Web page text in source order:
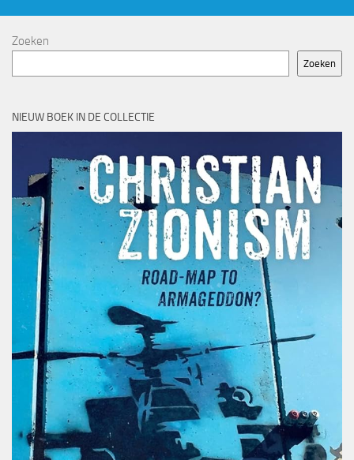
Zoeken
Zoeken
NIEUW BOEK IN DE COLLECTIE